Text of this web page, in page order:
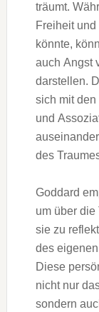
träumt.
Freiheit
könnte,
a‬uch Angst
darstellen.
s‬ich m‬it
u‬nd
d‬es
Goddard
u‬m ü‬ber d‬ie
s‬ie z‬u
d‬es
D‬iese
n‬icht n‬ur
s‬ondern